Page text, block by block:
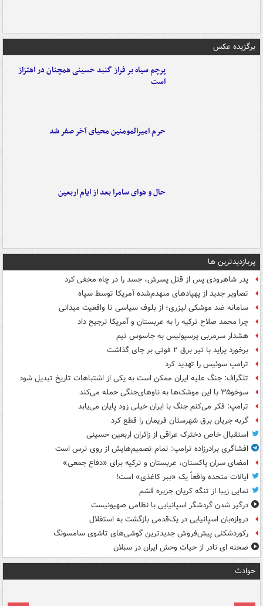
برگزیده عکس
پرچم سیاه بر فراز گنبد حسینی همچنان در اهتزاز
است
حرم امیرالمومنین محیای آخر صفر شد
حال و هوای سامرا بعد از ایام اربعین
پربازدیدترین ها
پدر شاهرودی پس از قتل پسرش، جسد را در چاه مخفی کرد
تصاویر جدید از پهپادهای منهدم‌شده آمریکا توسط سپاه
سامانه ضد موشکی لیزری؛ از بلوف سیاسی تا واقعیت میدانی
چرا محمد صلاح ترکیه را به عربستان و آمریکا ترجیح داد
هشدار سرمربی پرسپولیس به جاسوس تیم
برخورد پراید با تیر برق ۲ فوتی بر جای گذاشت
ترامپ سوئیس را تهدید کرد
تلگراف: جنگ علیه ایران ممکن است به یکی از اشتباهات تاریخ تبدیل شود
سوخو۳۵ با این موشک‌ها به ناوهای‌جنگی حمله می‌کند
ترامپ: فکر می‌کنم جنگ با ایران خیلی زود پایان می‌یابد
گربه جریان برق شهرستان فریمان را قطع کرد
استقبال خاص دخترک عراقی از زائران اربعین حسینی
افشاگری برادرزاده ترامپ: تمام تصمیم‌هایش از روی ترس است
امضای سران پاکستان، عربستان و ترکیه برای «دفاع جمعی»
ایالات متحده واقعاً یک «ببر کاغذی» است!
نمایی زیبا از تنگه کریان جزیره قشم
درگیر شدن گردشگر اسپانیایی با نظامی صهیونیست
دروازه‌بان اسپانیایی در یک‌قدمی بازگشت به استقلال
رکوردشکنی پیش‌فروش جدیدترین گوشی‌های تاشوی سامسونگ
صحنه ای نادر از حیات وحش ایران در سبلان
حوادث